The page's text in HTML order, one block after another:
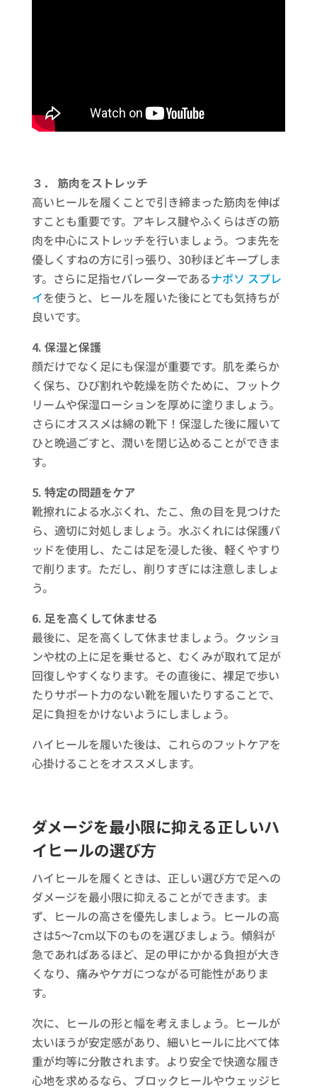
３． 筋肉をストレッチ
高いヒールを履くことで引き締まった筋肉を伸ば
すことも重要です。アキレス腱やふくらはぎの筋
肉を中心にストレッチを行いましょう。つま先を
優しくすねの方に引っ張り、30秒ほどキープしま
す。さらに足指セパレーターであるナボソ スプレ
イを使うと、ヒールを履いた後にとても気持ちが
良いです。
4. 保湿と保護
顔だけでなく足にも保湿が重要です。肌を柔らか
く保ち、ひび割れや乾燥を防ぐために、フットク
リームや保湿ローションを厚めに塗りましょう。
さらにオススメは綿の靴下！保湿した後に履いて
ひと晩過ごすと、潤いを閉じ込めることができま
す。
5. 特定の問題をケア
靴擦れによる水ぶくれ、たこ、魚の目を見つけた
ら、適切に対処しましょう。水ぶくれには保護パ
ッドを使用し、たこは足を浸した後、軽くやすり
で削ります。ただし、削りすぎには注意しましょ
う。
6. 足を高くして休ませる
最後に、足を高くして休ませましょう。クッショ
ンや枕の上に足を乗せると、むくみが取れて足が
回復しやすくなります。その直後に、裸足で歩い
たりサポート力のない靴を履いたりすることで、
足に負担をかけないようにしましょう。
ハイヒールを履いた後は、これらのフットケアを
心掛けることをオススメします。
ダメージを最小限に抑える正しいハ
イヒールの選び方
ハイヒールを履くときは、正しい選び方で足への
ダメージを最小限に抑えることができます。ま
ず、ヒールの高さを優先しましょう。ヒールの高
さは5～7cm以下のものを選びましょう。傾斜が
急であればあるほど、足の甲にかかる負担が大き
くなり、痛みやケガにつながる可能性がありま
す。
次に、ヒールの形と幅を考えましょう。ヒールが
太いほうが安定感があり、細いヒールに比べて体
重が均等に分散されます。より安全で快適な履き
心地を求めるなら、ブロックヒールやウェッジヒ